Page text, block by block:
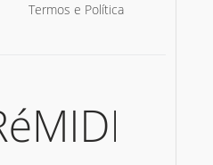
Termos e Política